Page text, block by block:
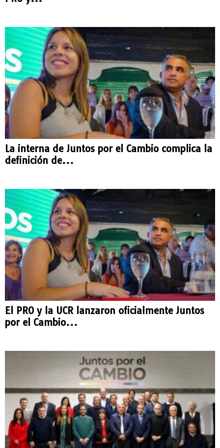
La interna de Juntos por el Cambio complica la
definición de...
El PRO y la UCR lanzaron oficialmente Juntos
por el Cambio...